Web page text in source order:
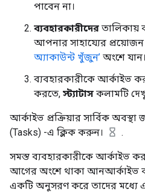
পাবেন না।
ব্যবহারকারীদের তালিকায়
আপনার সাহায্যের প্রয়োজন
অ্যাকাউন্ট খুঁজুন’ অংশে যান।
ব্যবহারকারীকে আর্কাইভ
করতে, স্ট্যাটাস কলামটি
আর্কাইভ প্রক্রিয়ার সার্বিক অবস্থা
(Tasks) -এ ক্লিক করুন।
.
সমস্ত ব্যবহারকারীকে আর্কাইভ
আগের অংশে থাকা আনআর্কাইভ
একটি অনুসরণ করে তাদের মধ্যে